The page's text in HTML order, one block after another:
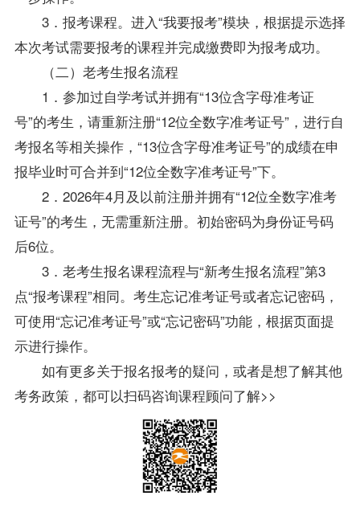
3．报考课程。进入“我要报考”模块，根据提示选择
本次考试需要报考的课程并完成缴费即为报考成功。
（二）老考生报名流程
1．参加过自学考试并拥有“13位含字母准考证
号”的考生，请重新注册“12位全数字准考证号”，进行自
考报名等相关操作，“13位含字母准考证号”的成绩在申
报毕业时可合并到“12位全数字准考证号”下。
2．2026年4月及以前注册并拥有“12位全数字准考
证号”的考生，无需重新注册。初始密码为身份证号码
后6位。
3．老考生报名课程流程与“新考生报名流程”第3
点“报考课程”相同。考生忘记准考证号或者忘记密码，
可使用“忘记准考证号”或“忘记密码”功能，根据页面提
示进行操作。
如有更多关于报名报考的疑问，或者是想了解其他
考务政策，都可以扫码咨询课程顾问了解>>